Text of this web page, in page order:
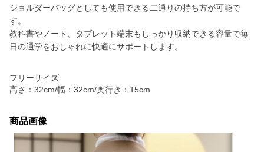
ショルダーバッグとしても使用できる二通りの持ち方が可能で
す。
教科書やノート、タブレット端末もしっかり収納できる容量で毎
日の通学をおしゃれに快適にサポートします。
フリーサイズ
高さ：32cm/幅：32cm/奥行き：15cm
商品画像